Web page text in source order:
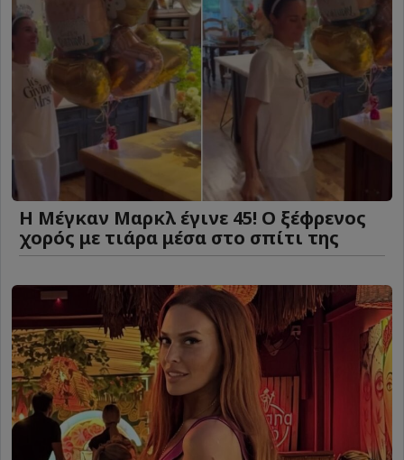
Η Μέγκαν Μαρκλ έγινε 45! Ο ξέφρενος
χορός με τιάρα μέσα στο σπίτι της